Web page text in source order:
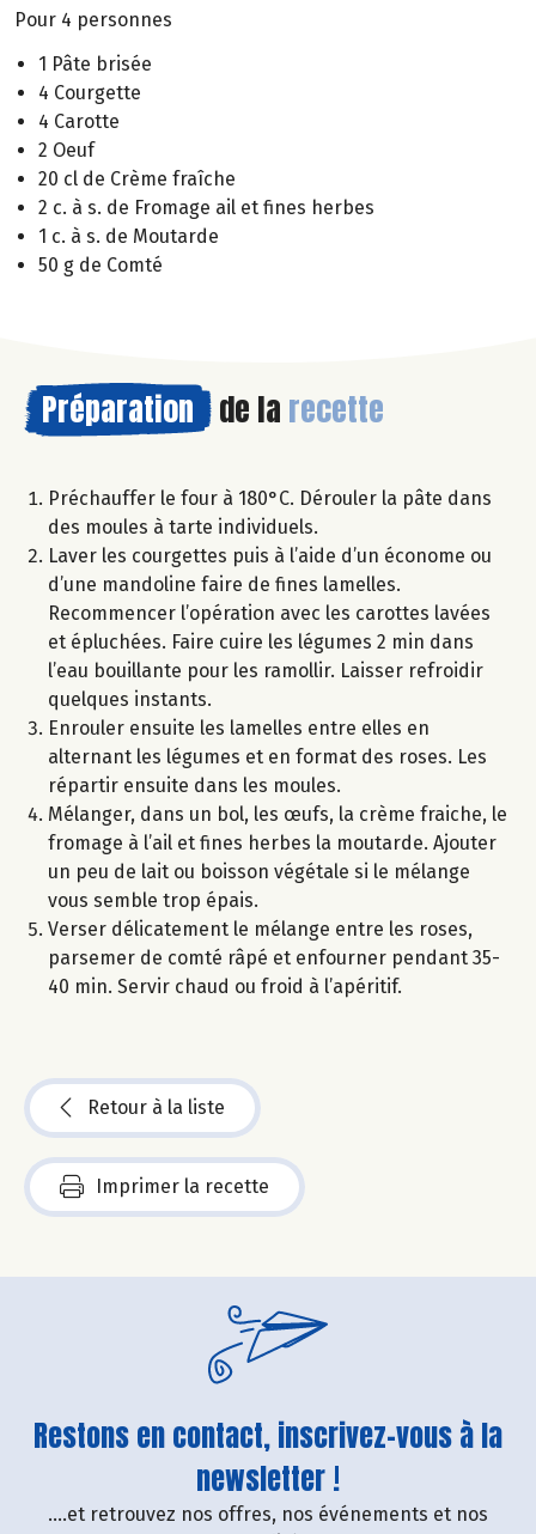
Pour 4 personnes
1 Pâte brisée
4 Courgette
4 Carotte
2 Oeuf
20 cl de Crème fraîche
2 c. à s. de Fromage ail et fines herbes
1 c. à s. de Moutarde
50 g de Comté
Préparation de la recette
Préchauffer le four à 180°C. Dérouler la pâte dans
des moules à tarte individuels.
Laver les courgettes puis à l’aide d’un économe ou
d’une mandoline faire de fines lamelles.
Recommencer l’opération avec les carottes lavées
et épluchées. Faire cuire les légumes 2 min dans
l’eau bouillante pour les ramollir. Laisser refroidir
quelques instants.
Enrouler ensuite les lamelles entre elles en
alternant les légumes et en format des roses. Les
répartir ensuite dans les moules.
Mélanger, dans un bol, les œufs, la crème fraiche, le
fromage à l’ail et fines herbes la moutarde. Ajouter
un peu de lait ou boisson végétale si le mélange
vous semble trop épais.
Verser délicatement le mélange entre les roses,
parsemer de comté râpé et enfourner pendant 35-
40 min. Servir chaud ou froid à l’apéritif.
Retour à la liste
Imprimer la recette
Restons en contact, inscrivez-vous à la
newsletter !
....et retrouvez nos offres, nos événements et nos